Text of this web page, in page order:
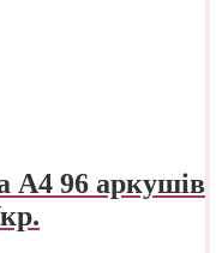
А4 96 аркушів